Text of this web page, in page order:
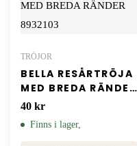
TRÖJOR
BELLA RESÅRTRÖJA
MED BREDA RÄNDER
8932103
40 kr
Finns i lager,